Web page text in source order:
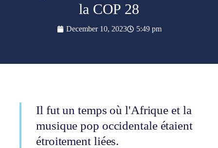
la COP 28
December 10, 2023 5:49 pm
Il fut un temps où l'Afrique et la
musique pop occidentale étaient
étroitement liées.